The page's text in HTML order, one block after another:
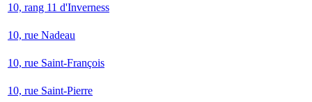
10, rang 11 d'Inverness
10, rue Nadeau
10, rue Saint-François
10, rue Saint-Pierre